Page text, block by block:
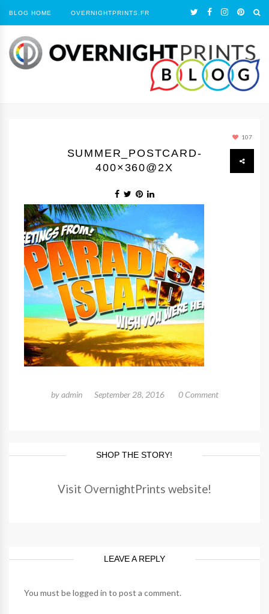
BLOG HOME OVERNIGHTPRINTS.FR
107
SUMMER_POSTCARD-
400×360@2X
byadmin September 28, 2016 0 Comment
SHOP THE STORY!
Visit OvernightPrints website!
LEAVE A REPLY
You must belogged in to post a comment.